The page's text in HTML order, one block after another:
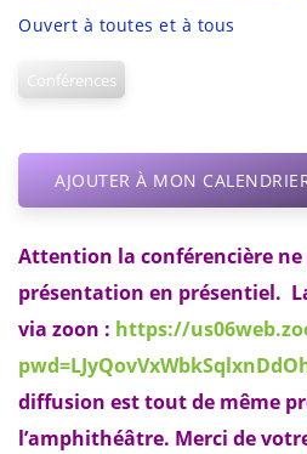
Ouvert à toutes et à tous
Conférences
AJOUTER À MON
Attention la conférencière
présentation en présentiel.
via zoon : https://
diffusion est tout de même
l’amphithéâtre. Merci de